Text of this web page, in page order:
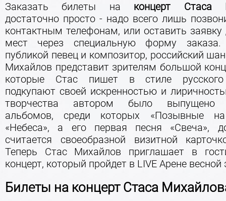
Заказать билеты на концерт Стаса
достаточно просто - надо всего лишь
контактным телефонам, или оставить заявку
мест через специальную форму
публикой певец и композитор, российский
Михайлов представит зрителям большой
которые Стас пишет в стиле
подкупают своей искренностью и
творчества автором было выпущено
альбомов, среди которых «Позывные
«Небеса», а его первая песня «Свеча»,
считается своеобразной визитной
Теперь Стас Михайлов приглашает в
концерт, который пройдет в LIVE Арене весной
Билеты на концерт Стаса